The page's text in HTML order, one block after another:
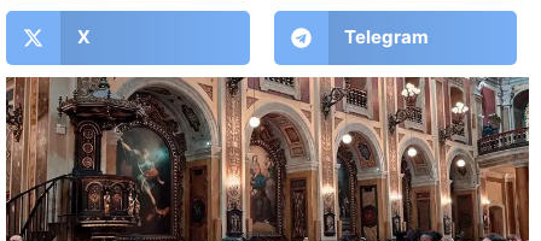
X Telegram